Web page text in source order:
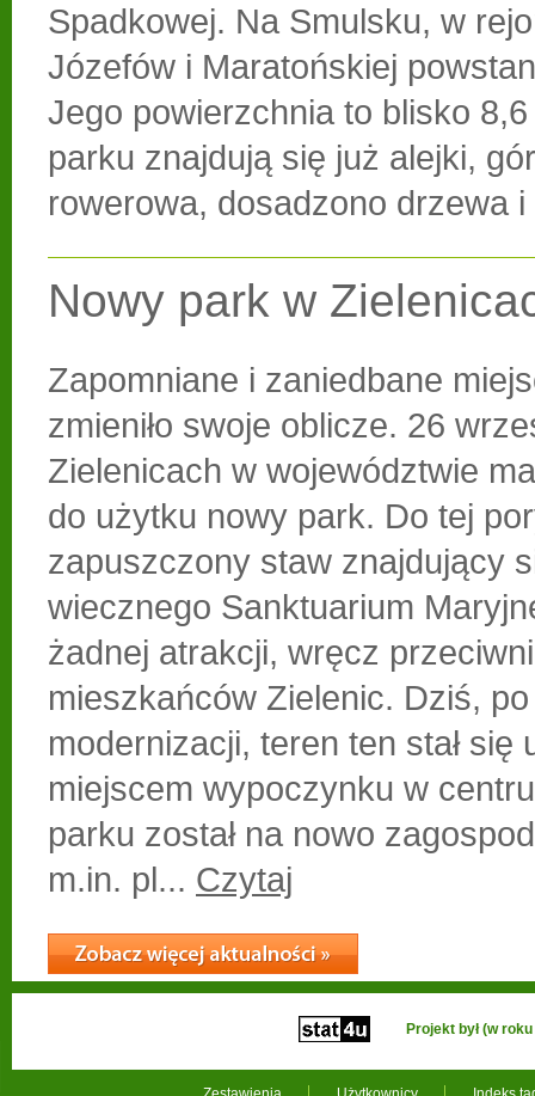
Spadkowej. Na Smulsku, w
Józefów i Maratońskiej
Jego powierzchnia to blisko
parku znajdują się już alejki,
rowerowa, dosadzono drzewa
Nowy park w
Zapomniane i zaniedbane
zmieniło swoje oblicze. 26
Zielenicach w województwie
do użytku nowy park. Do tej
zapuszczony staw znajdujący
wiecznego Sanktuarium
żadnej atrakcji, wręcz
mieszkańców Zielenic. Dziś,
modernizacji, teren ten stał się
miejscem wypoczynku w
parku został na nowo
m.in. pl... Czytaj
Projekt był (w